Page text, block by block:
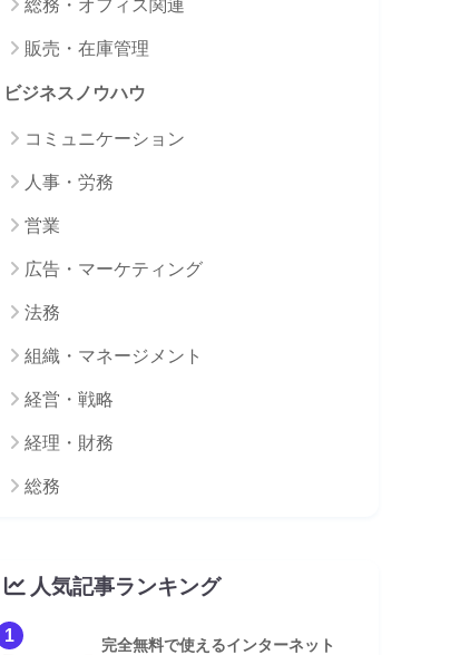
総務・オフィス関連
販売・在庫管理
ビジネスノウハウ
コミュニケーション
人事・労務
営業
広告・マーケティング
法務
組織・マネージメント
経営・戦略
経理・財務
総務
人気記事ランキング
1
完全無料で使えるインターネット